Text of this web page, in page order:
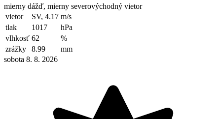
mierny dážď, mierny severovýchodný vietor
vietor
SV, 4.17 m/s
tlak
1017
hPa
vlhkosť 62
%
zrážky
8.99
mm
sobota 8. 8. 2026